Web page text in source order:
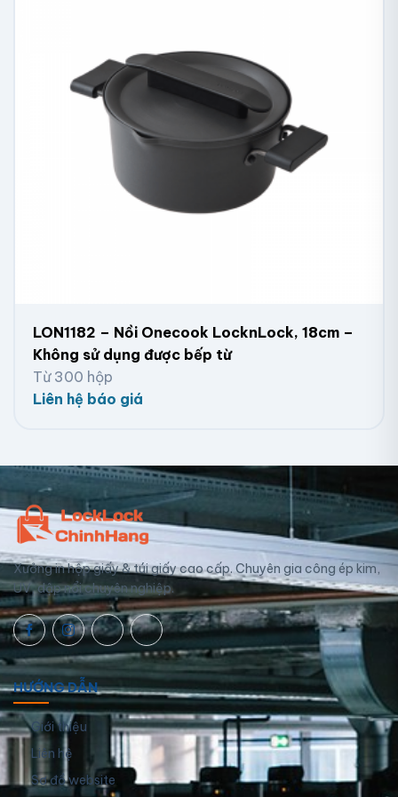
LON1182 – Nồi Onecook LocknLock, 18cm –
Không sử dụng được bếp từ
Từ 300 hộp
Liên hệ báo giá
Xưởng in hộp giấy & túi giấy cao cấp. Chuyên gia công ép kim,
UV, dập nổi chuyên nghiệp.
HƯỚNG DẪN
Giới thiệu
Liên hệ
Sơ đồ website